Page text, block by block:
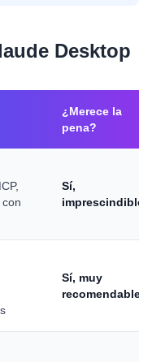
Desktop
¿Merece la
pena?
Sí,
imprescindible
Sí, muy
recomendable